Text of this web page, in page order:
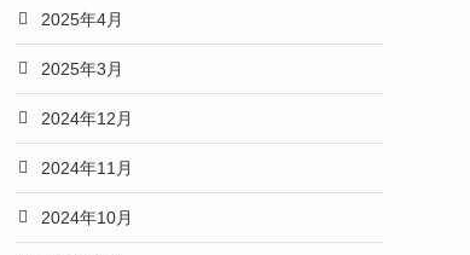
2025年4月
2025年3月
2024年12月
2024年11月
2024年10月